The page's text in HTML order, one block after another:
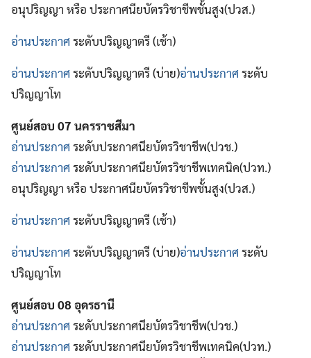
อนุปริญญา หรือ ประกาศนียบัตรวิชาชีพชั้นสูง(ปวส.)
อ่านประกาศ ระดับปริญญาตรี (เช้า)
อ่านประกาศ ระดับปริญญาตรี (บ่าย)อ่านประกาศ ระดับ
ปริญญาโท
ศูนย์สอบ 07 นครราชสีมา
อ่านประกาศ ระดับประกาศนียบัตรวิชาชีพ(ปวช.)
อ่านประกาศ ระดับประกาศนียบัตรวิชาชีพเทคนิค(ปวท.)
อนุปริญญา หรือ ประกาศนียบัตรวิชาชีพชั้นสูง(ปวส.)
อ่านประกาศ ระดับปริญญาตรี (เช้า)
อ่านประกาศ ระดับปริญญาตรี (บ่าย)อ่านประกาศ ระดับ
ปริญญาโท
ศูนย์สอบ 08 อุดรธานี
อ่านประกาศ ระดับประกาศนียบัตรวิชาชีพ(ปวช.)
อ่านประกาศ ระดับประกาศนียบัตรวิชาชีพเทคนิค(ปวท.)